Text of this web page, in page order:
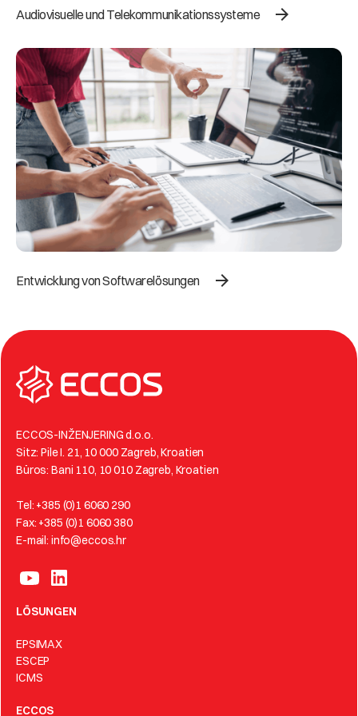
Audiovisuelle und Telekommunikationssysteme arrow_forward
Entwicklung von Softwarelösungen arrow_forward
ECCOS-INŽENJERING d.o.o.
Sitz: Pile I. 21, 10 000 Zagreb, Kroatien
Büros: Bani 110, 10 010 Zagreb, Kroatien
Tel: +385 (0)1 6060 290
Fax: +385 (0)1 6060 380
E-mail: info@eccos.hr
LÖSUNGEN
EPSIMAX
ESCEP
ICMS
ECCOS